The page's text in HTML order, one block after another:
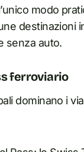
modo
destinazioni
senza auto.
ferroviario
dominano i